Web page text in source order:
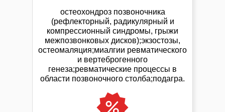
остеохондроз позвоночника
(рефлекторный, радикулярный и
компрессионный синдромы, грыжи
межпозвонковых дисков);экзостозы,
остеомаляция;миалгии ревматического
и вертеброгенного
генеза;ревматические процессы в
области позвоночного столба;подагра.